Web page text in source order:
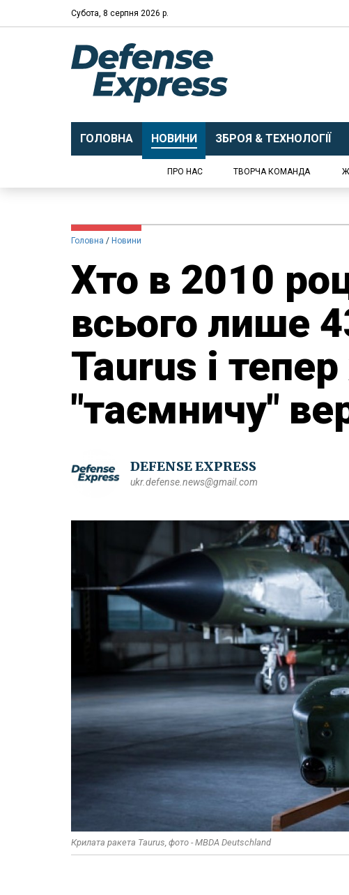
Субота, 8 серпня 2026 р.
ГОЛОВНА НОВИНИ ЗБРОЯ & ТЕХНОЛОГІЇ
ПРО НАС ТВОРЧА КОМАНДА
Головна Новини
Хто в 2010
всього лише
Taurus і
"таємничу"
DEFENSE EXPRESS
ukr.defense.news@gmail.com
Крилата ракета Taurus, фото - MBDA Deutschland